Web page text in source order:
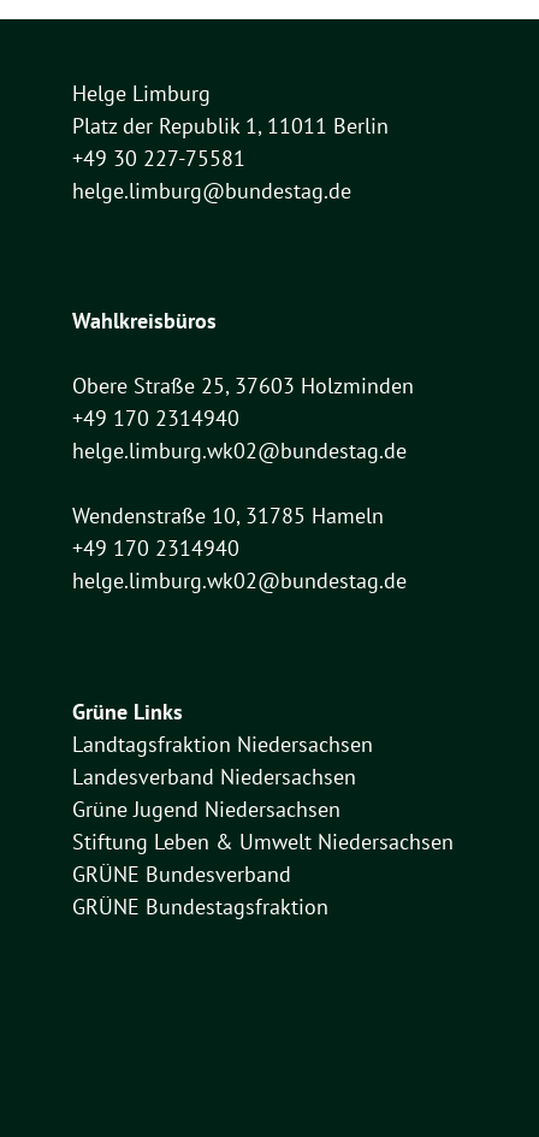
Helge Limburg
Platz der Republik 1, 11011 Berlin
+49 30 227-75581
helge.limburg@bundestag.de
Wahlkreisbüros
Obere Straße 25, 37603 Holzminden
+49 170 2314940
helge.limburg.wk02@bundestag.de
Wendenstraße 10, 31785 Hameln
+49 170 2314940
helge.limburg.wk02@bundestag.de
Grüne Links
Landtagsfraktion Niedersachsen
Landesverband Niedersachsen
Grüne Jugend Niedersachsen
Stiftung Leben & Umwelt Niedersachsen
GRÜNE Bundesverband
GRÜNE Bundestagsfraktion